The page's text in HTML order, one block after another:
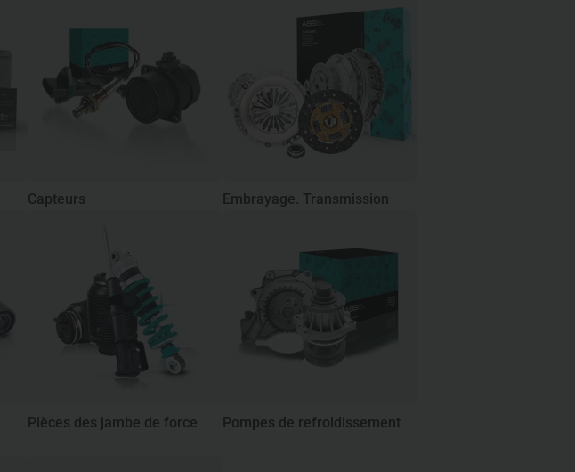
Capteurs Embrayage. Transmission
Pièces des jambe de force Pompes de refroidissement